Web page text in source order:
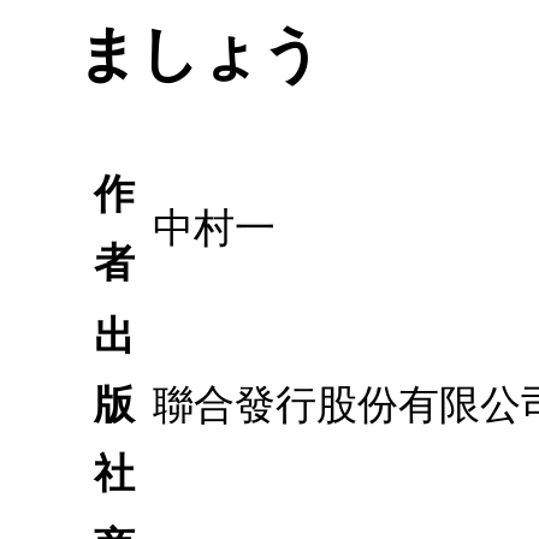
ましょう
作
者
中村一
出
版
社
聯合發行股份有限公